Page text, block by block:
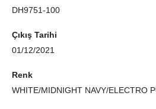
DH9751-100
Çıkış Tarihi
01/12/2021
Renk
WHITE/MIDNIGHT NAVY/ELECTRO